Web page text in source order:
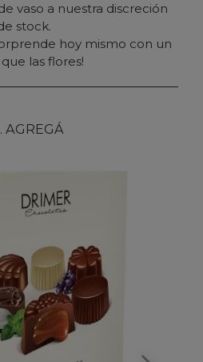
vaso a nuestra discreción
stock.
hoy mismo con un
las flores!
AGREGÁ